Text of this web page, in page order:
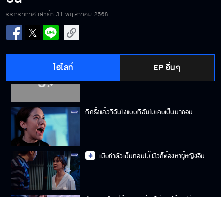
ออกอากาศ เสาร์ที่ 31 พฤษภาคม 2568
ไฮไลท์ EP อื่นๆ
อั๊วะจะไม่ยอมให้ฮีใช้อั๊วะเป็นข้อต่อรองอีกต่อไป
กี่ครั้งแล้วที่ฉันโง่แบบที่ฉันไม่เคยเป็นมาก่อน
เมียทำตัวเป็นท่อนไม้ ผัวก็ต้องหาผู้หญิงอื่น